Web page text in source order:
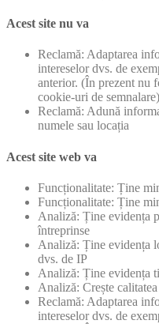
Acest site nu va
Reclamă: Adaptarea
intereselor dvs. de
anterior. (În prezent nu
cookie-uri de semnalare)
Reclamă: Adună
numele sau locația
Acest site web va
Funcționalitate: Ține
Funcționalitate: Ține
Analiză: Ține evidența
întreprinse
Analiză: Ține evidența
dvs. de IP
Analiză: Ține evidența
Analiză: Crește
Reclamă: Adaptarea
intereselor dvs. de